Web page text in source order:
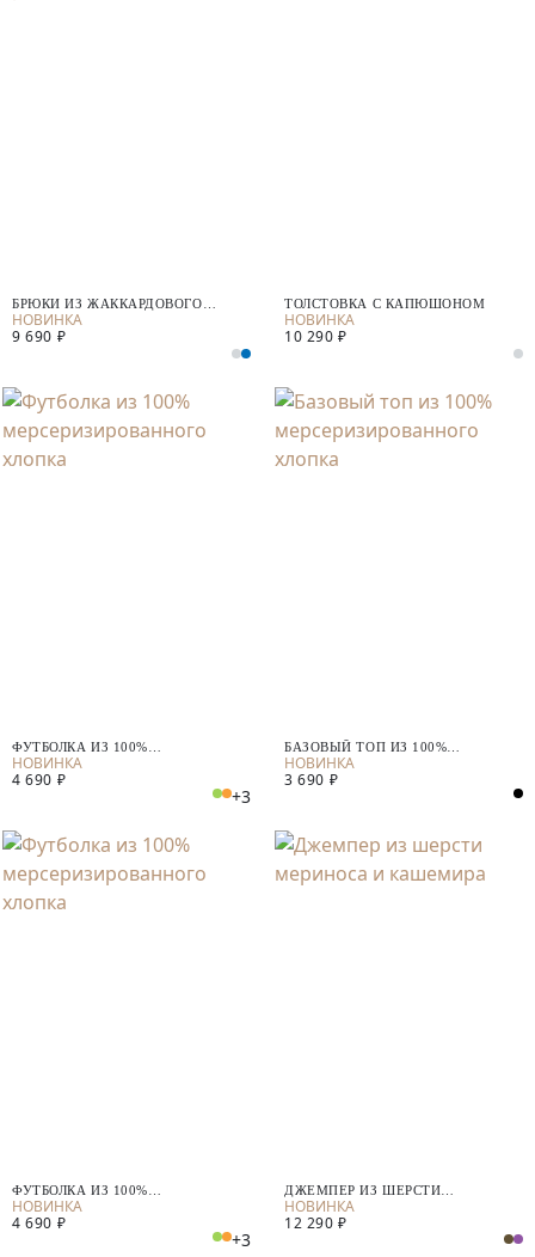
БРЮКИ ИЗ ЖАККАРДОВОГО
ТРИКОТАЖА
9 690 ₽
ТОЛСТОВКА С КАПЮШОНОМ
10 290 ₽
ФУТБОЛКА ИЗ 100%
МЕРСЕРИЗИРОВАННОГО ХЛОПКА
4 690 ₽
+3
БАЗОВЫЙ ТОП ИЗ 100%
МЕРСЕРИЗИРОВАННОГО ХЛОПКА
3 690 ₽
ФУТБОЛКА ИЗ 100%
МЕРСЕРИЗИРОВАННОГО ХЛОПКА
4 690 ₽
+3
ДЖЕМПЕР ИЗ ШЕРСТИ
МЕРИНОСА И КАШЕМИРА
12 290 ₽